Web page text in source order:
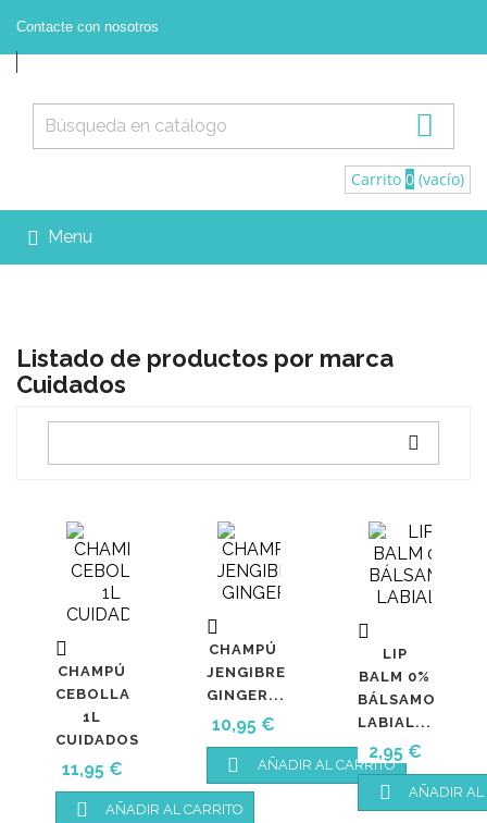
Contacte con nosotros

Carrito 0 (vacío)
 Menu
Listado de productos por marca
Cuidados


CHAMPÚ
CEBOLLA
1L
CUIDADOS
Precio
11,95 €
 AÑADIR AL CARRITO

CHAMPÚ
JENGIBRE
GINGER...
Precio
10,95 €
 AÑADIR AL CARRITO

LIP
BALM 0%
BÁLSAMO
LABIAL...
Precio
2,95 €
 AÑADIR AL